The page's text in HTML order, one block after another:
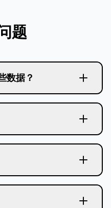
题
数据？
品详情页内容，并结
更贴合用户旅程上下
Klaviyo 的品牌库）
给我们；系统会一起